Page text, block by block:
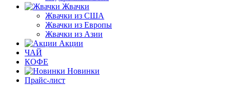
Жвачки
Жвачки из США
Жвачки из Европы
Жвачки из Азии
Акции
ЧАЙ
КОФЕ
Новинки
Прайс-лист